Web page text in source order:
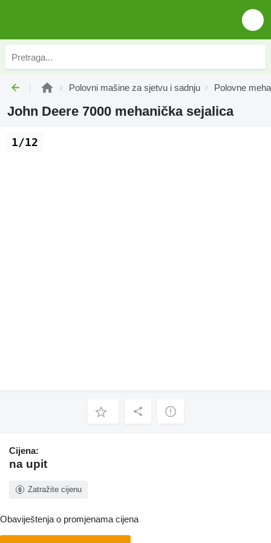
Polovni mašine za sjetvu i sadnju Polovne
John Deere 7000 mehanička sejalica
1/12
Cijena:
na upit
Zatražite cijenu
Obaviještenja o promjenama cijena